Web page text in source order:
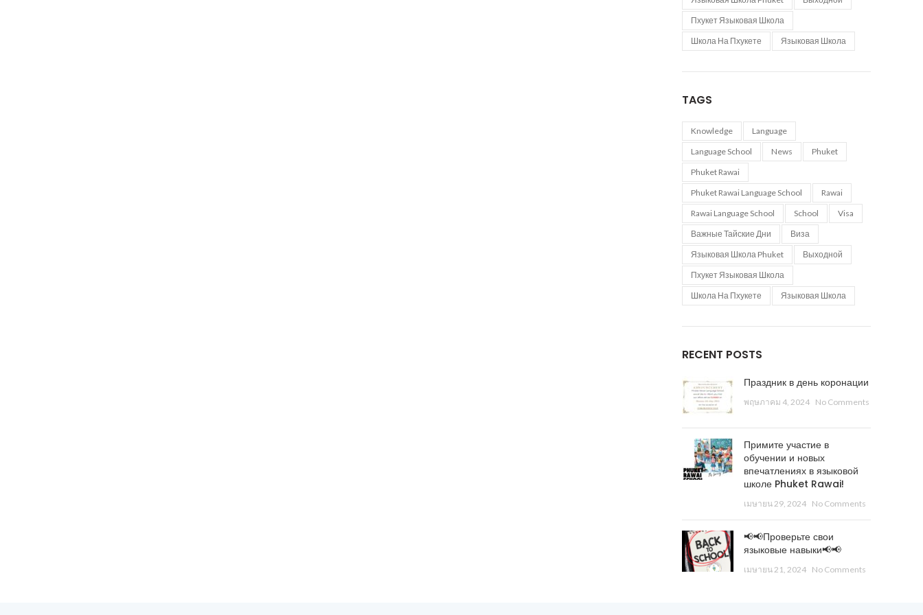
Пхукет Языковая Школа
Школа На Пхукете
Языковая Школа
TAGS
Knowledge
Language
Language School
News
Phuket
Phuket Rawai
Phuket Rawai Language School
Rawai
Rawai Language School
School
Visa
Важные Тайские Дни
Виза
Языковая Школа Phuket
Выходной
Пхукет Языковая Школа
Школа На Пхукете
Языковая Школа
RECENT POSTS
Праздник в день коронации
พฤษภาคม 4, 2024 No Comments
Примите участие в
обучении и новых
впечатлениях в языковой
школе Phuket Rawai!
เมษายน 29, 2024 No Comments
📢📢Проверьте свои
языковые навыки📢📢
เมษายน 21, 2024 No Comments